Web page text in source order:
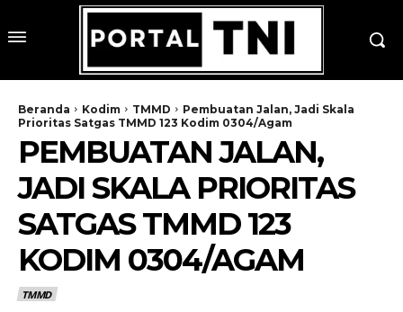
Beranda Kodim TMMD
Pembuatan Jalan, Jadi Skala
Prioritas Satgas TMMD 123 Kodim 0304/Agam
PEMBUATAN JALAN,
JADI SKALA PRIORITAS
SATGAS TMMD 123
KODIM 0304/AGAM
TMMD